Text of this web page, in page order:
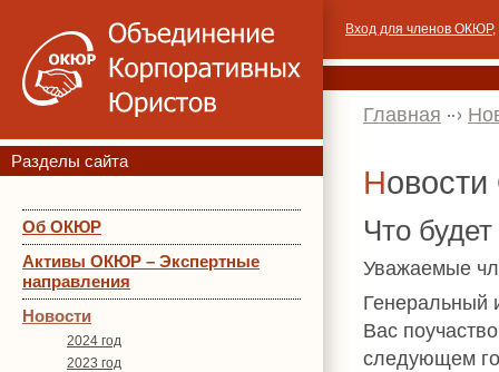
Разделы сайта
Об ОКЮР
Активы ОКЮР – Экспертные
направления
Новости
2024 год
2023 год
Вход для членов ОКЮР,
Главная
Что
Уважаемые
Генеральный
Вас
следующем